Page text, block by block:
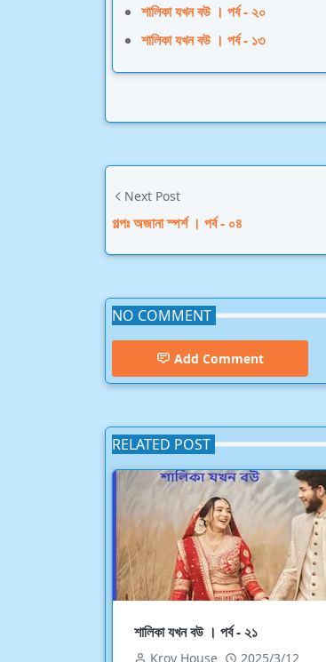
শালিকা যখন বউ । পর্ব - ২০
শালিকা যখন বউ । পর্ব - ১৩
Next Post
গল্পঃ অজানা স্পর্শ । পর্ব - ০৪
NO COMMENT
Add Comment
RELATED POST
শালিকা যখন বউ । পর্ব - ২১
Kroy House 2025/3/12